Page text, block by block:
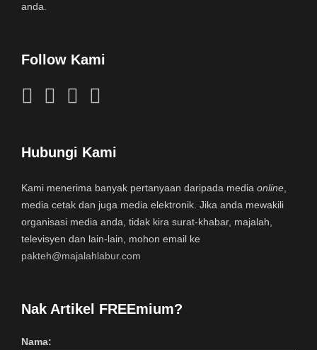
anda.
Follow Kami
Hubungi Kami
Kami menerima banyak pertanyaan daripada media online
media cetak dan juga media elektronik. Jika anda mewakili
organisasi media anda, tidak kira surat-khabar, majalah,
televisyen dan lain-lain, mohon email ke
pakteh@majalahlabur.com
Nak Artikel FREEmium?
Nama: